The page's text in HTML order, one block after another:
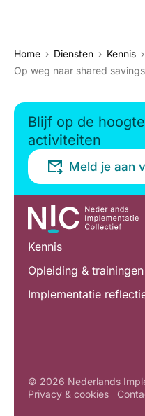
Home Diensten Kennis
Op weg naar shared
Blijf op de
activiteiten
Meld je aan
Kennis
Opleiding & trainingen
Implementatie
© 2026 Nederlands
Privacy & cookies